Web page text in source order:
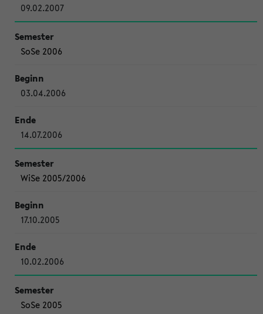
09.02.2007
SoSe 2006
03.04.2006
14.07.2006
WiSe 2005/2006
17.10.2005
10.02.2006
SoSe 2005